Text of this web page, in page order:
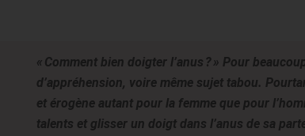
« Comment bien doigter l’anus ? » Pour
d’appréhension, voire même sujet tabou.
et érogène autant pour la femme que pour
talents et glisser un doigt dans l’anus de sa